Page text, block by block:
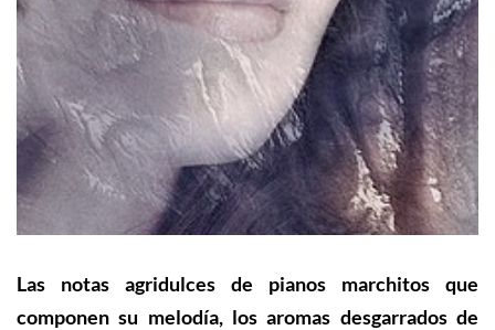
Las notas agridulces de pianos marchitos que
componen su melodía, los aromas desgarrados de